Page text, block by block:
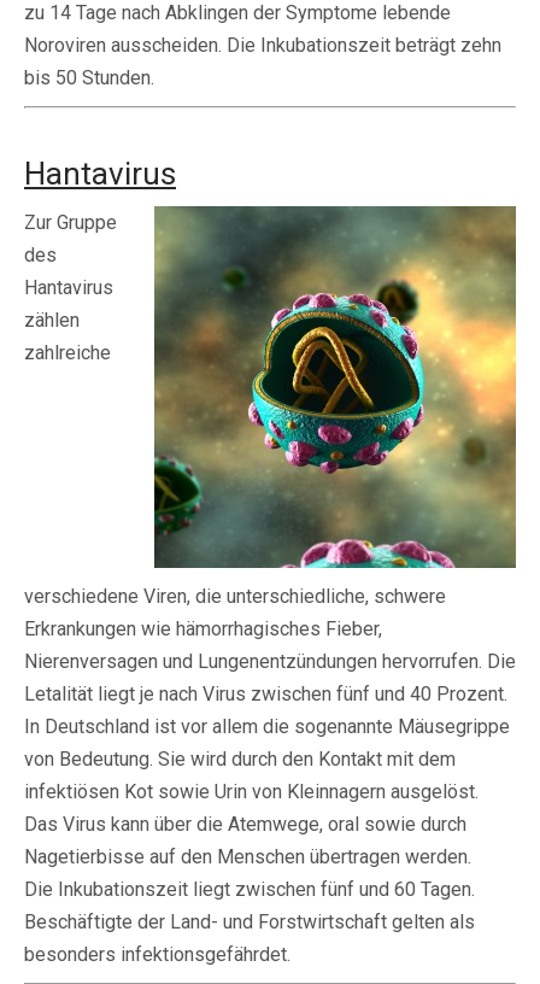
zu 14 Tage nach Abklingen der Symptome lebende
Noroviren ausscheiden. Die Inkubationszeit beträgt zehn
bis 50 Stunden.
Hantavirus
Zur Gruppe
des
Hantavirus
zählen
zahlreiche
verschiedene Viren, die unterschiedliche, schwere
Erkrankungen wie hämorrhagisches Fieber,
Nierenversagen und Lungenentzündungen hervorrufen. Die
Letalität liegt je nach Virus zwischen fünf und 40 Prozent.
In Deutschland ist vor allem die sogenannte Mäusegrippe
von Bedeutung. Sie wird durch den Kontakt mit dem
infektiösen Kot sowie Urin von Kleinnagern ausgelöst.
Das Virus kann über die Atemwege, oral sowie durch
Nagetierbisse auf den Menschen übertragen werden.
Die Inkubationszeit liegt zwischen fünf und 60 Tagen.
Beschäftigte der Land- und Forstwirtschaft gelten als
besonders infektionsgefährdet.